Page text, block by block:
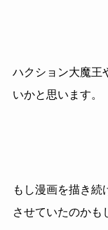
ハクション大魔王
いかと思います。
もし漫画を描き続
させていたのかも